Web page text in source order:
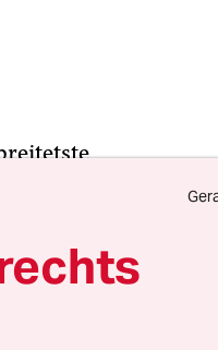
zu dem
fast alle,
machen
sich auf